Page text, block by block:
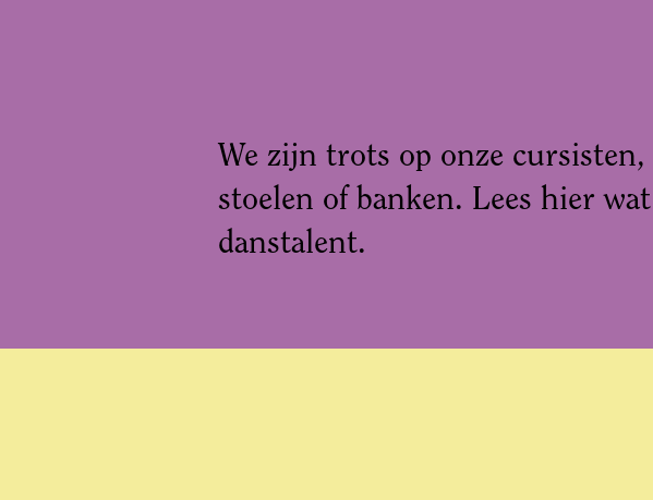
We zijn trots op onze
stoelen of banken. Lees hier
danstalent.